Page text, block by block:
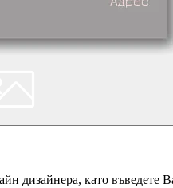
дизайнера, като въведете